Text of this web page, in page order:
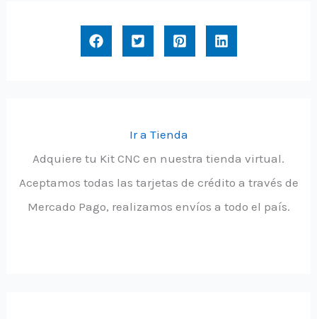
Ir a Tienda
Adquiere tu Kit CNC en nuestra tienda virtual.
Aceptamos todas las tarjetas de crédito a través de
Mercado Pago, realizamos envíos a todo el país.